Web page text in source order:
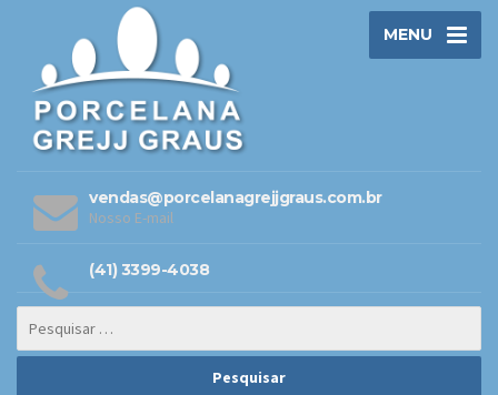
MENU
vendas@porcelanagrejjgraus.com.br
Nosso E-mail
(41) 3399-4038